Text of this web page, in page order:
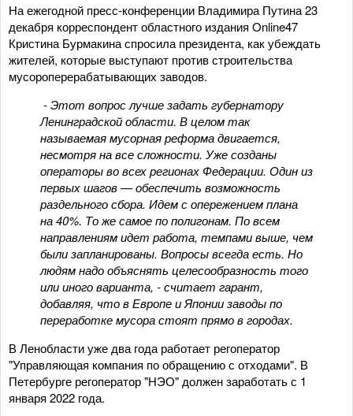
На ежегодной пресс-конференции Владимира Путина 23
декабря корреспондент областного издания Online47
Кристина Бурмакина спросила президента, как убеждать
жителей, которые выступают против строительства
мусороперерабатывающих заводов.
- Этот вопрос лучше задать губернатору
Ленинградской области. В целом так
называемая мусорная реформа двигается,
несмотря на все сложности. Уже созданы
операторы во всех регионах Федерации. Один из
первых шагов — обеспечить возможность
раздельного сбора. Идем с опережением плана
на 40%. То же самое по полигонам. По всем
направлениям идет работа, темпами выше, чем
были запланированы. Вопросы всегда есть. Но
людям надо объяснять целесообразность того
или иного варианта, - считает гарант,
добавляя, что в Европе и Японии заводы по
переработке мусора стоят прямо в городах.
В Ленобласти уже два года работает регоператор
"Управляющая компания по обращению с отходами". В
Петербурге регоператор "НЭО" должен заработать с 1
января 2022 года.